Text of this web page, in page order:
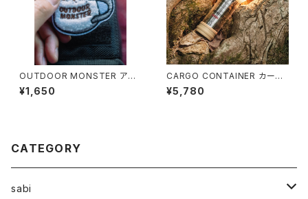
OUTDOOR MONSTER アウ
トドアモンスター モフモフワッペ
ン sabi別注 カップ
¥1,650
CARGO CONTAINER カーゴ
コンテナ / AIR LIGHT
¥5,780
CATEGORY
sabi